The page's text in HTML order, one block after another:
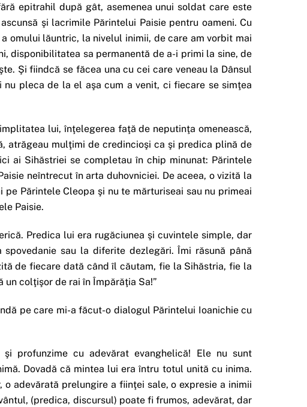
epitrahil după gât, asemenea unui soldat care este
şi lacrimile Părintelui Paisie pentru oameni. Cu
omului lăuntric, la nivelul inimii, de care am vorbit mai
disponibilitatea sa permanentă de a-i primi la sine, de
Şi fiindcă se făcea una cu cei care veneau la Dânsul
nu pleca de la el aşa cum a venit, ci fiecare se simţea
lui, înţelegerea faţă de neputinţa omenească,
atrăgeau mulţimi de credincioşi ca şi predica plină de
ai Sihăstriei se completau în chip minunat: Părintele
neîntrecut în arta duhovniciei. De aceea, o vizită la
Părintele Cleopa şi nu te mărturiseai sau nu primeai
Paisie.
Predica lui era rugăciunea şi cuvintele simple, dar
sau la diferite dezlegări. Îmi răsună până
de fiecare dată când îl căutam, fie la Sihăstria, fie la
un colţişor de rai în Împărăţia Sa!”
pe care mi-a făcut-o dialogul Părintelui Ioanichie cu
profunzime cu adevărat evanghelică! Ele nu sunt
Dovadă că mintea lui era întru totul unită cu inima.
adevărată prelungire a fiinţei sale, o expresie a inimii
(predica, discursul) poate fi frumos, adevărat, dar